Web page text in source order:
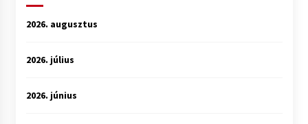
2026. augusztus
2026. július
2026. június